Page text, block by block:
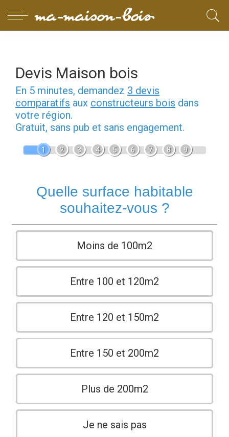
Devis Maison bois
En 5 minutes, demandez 3 devis
comparatifs aux constructeurs bois dans
votre région.
Gratuit, sans pub et sans engagement.
1 2 3 4 5 6 7 8 9
Quelle surface habitable
souhaitez-vous ?
Moins de 100m2
Entre 100 et 120m2
Entre 120 et 150m2
Entre 150 et 200m2
Plus de 200m2
Je ne sais pas